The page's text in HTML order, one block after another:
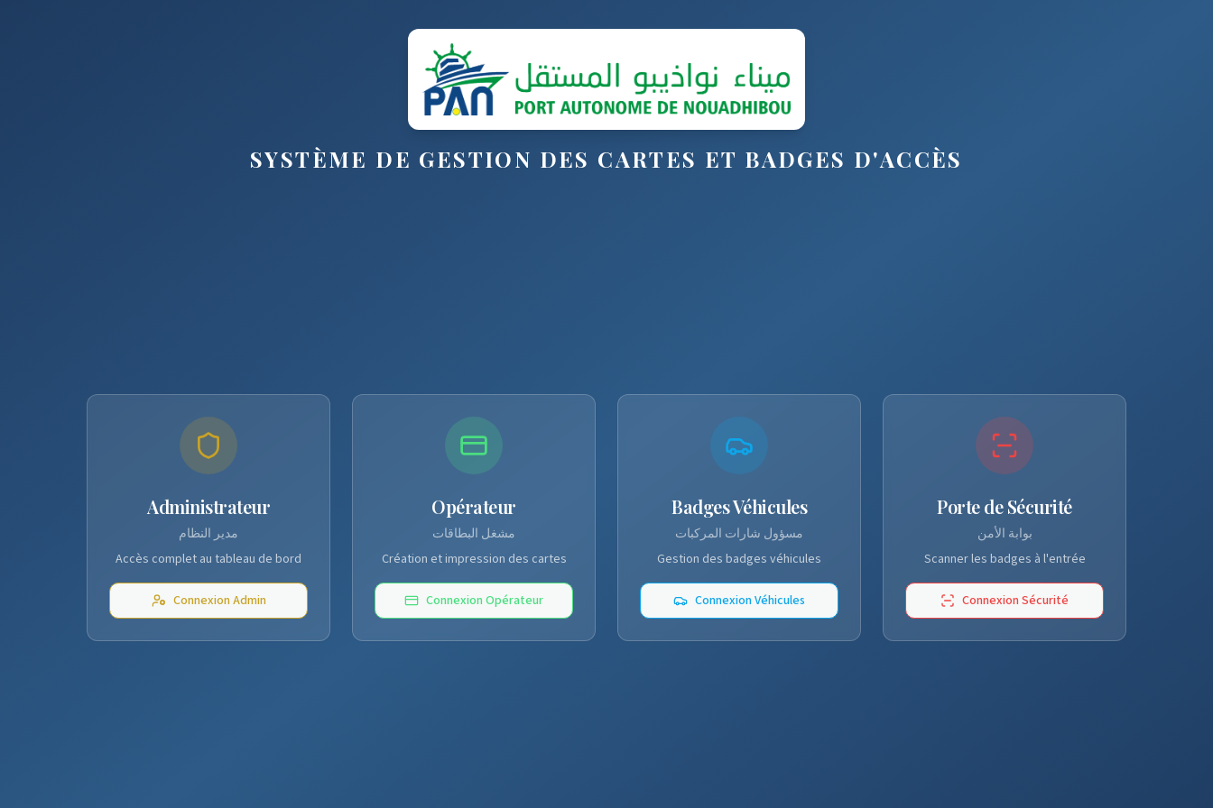
SYSTÈME DE GESTION DES CARTES ET BADGES D'ACCÈS
Administrateur
مدير النظام
Accès complet au tableau de bord
Connexion Admin
Opérateur
مشغل البطاقات
Création et impression des cartes
Connexion Opérateur
Badges Véhicules
مسؤول شارات المركبات
Gestion des badges véhicules
Connexion Véhicules
Porte de Sécurité
بوابة الأمن
Scanner les badges à l'entrée
Connexion Sécurité